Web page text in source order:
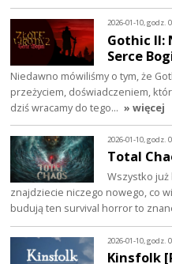
2026-01-10, godz.
Gothic II:
Serce
Niedawno mówiliśmy o tym, że
przeżyciem, doświadczeniem,
dziś wracamy do tego… » więcej
2026-01-10, godz.
Total
Wszystko już
znajdziecie niczego nowego, co
budują ten survival horror to
2026-01-10, godz.
Kinsfolk